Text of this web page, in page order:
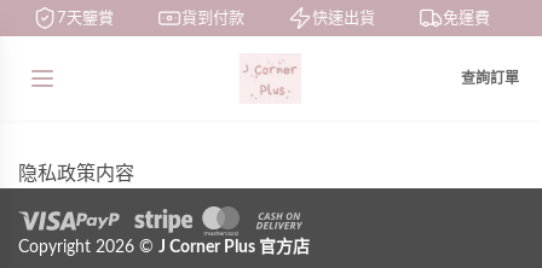
7天鑒賞 貨到付款 快速出貨 免運費
查詢訂單
隐私政策内容
Visa PayPalStripe MasterCardCash On Delivery
Copyright 2026 © J Corner Plus 官方店